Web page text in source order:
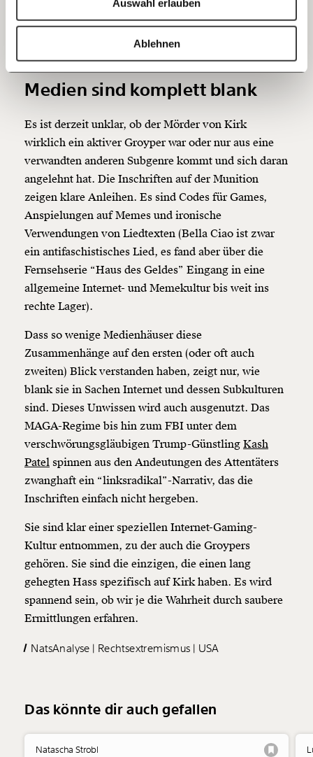
Auswahl erlauben
Ablehnen
20€ 40€
60€ 100€
150€ €
Ich möchte meine Spende verschenken.
Du erhältst eine E-Mail mit deiner
Geschenkurkunde im PDF-Format, welche Du
ausdrucken oder weiterleiten und verschenken
kannst.
Weiter
1/3
https://www.moment.at/story/was-ist-ein-groyper/
dementsprechend sehr lächerlich, war er doch der
selbsternannte Feind von Kirk und seiner Strategie,
Medien sind komplett blank
Es ist derzeit unklar, ob der Mörder von Kirk
wirklich ein aktiver Groyper war oder nur aus eine
verwandten anderen Subgenre kommt und sich daran
angelehnt hat. Die Inschriften auf der Munition
zeigen klare Anleihen. Es sind Codes für Games,
Anspielungen auf Memes und ironische
Verwendungen von Liedtexten (Bella Ciao ist zwar
ein antifaschistisches Lied, es fand aber über die
Fernsehserie “Haus des Geldes” Eingang in eine
allgemeine Internet- und Memekultur bis weit ins
rechte Lager).
Dass so wenige Medienhäuser diese
Zusammenhänge auf den ersten (oder oft auch
zweiten) Blick verstanden haben, zeigt nur, wie
blank sie in Sachen Internet und dessen Subkulturen
sind. Dieses Unwissen wird auch ausgenutzt. Das
MAGA-Regime bis hin zum FBI unter dem
verschwörungsgläubigen Trump-Günstling Kash
Patel spinnen aus den Andeutungen des Attentäters
zwanghaft ein “linksradikal”-Narrativ, das die
Inschriften einfach nicht hergeben.
Sie sind klar einer speziellen Internet-Gaming-
Kultur entnommen, zu der auch die Groypers
gehören. Sie sind die einzigen, die einen lang
gehegten Hass spezifisch auf Kirk haben. Es wird
spannend sein, ob wir je die Wahrheit durch saubere
Ermittlungen erfahren.
NatsAnalyse Rechtsextremismus USA
Das könnte dir auch gefallen
Natascha Strobl